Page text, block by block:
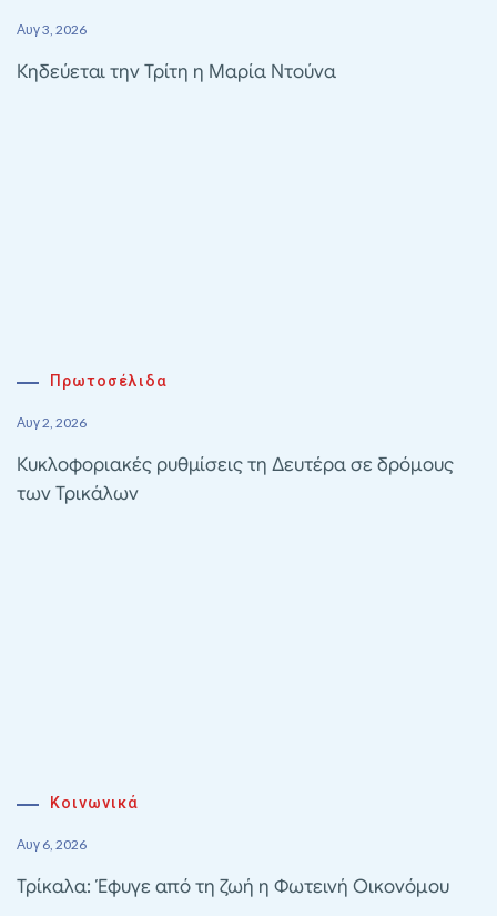
Αυγ 3, 2026
Κηδεύεται την Τρίτη η Μαρία Ντούνα
Πρωτοσέλιδα
Αυγ 2, 2026
Κυκλοφοριακές ρυθμίσεις τη Δευτέρα σε δρόμους
των Τρικάλων
Κοινωνικά
Αυγ 6, 2026
Τρίκαλα: Έφυγε από τη ζωή η Φωτεινή Οικονόμου